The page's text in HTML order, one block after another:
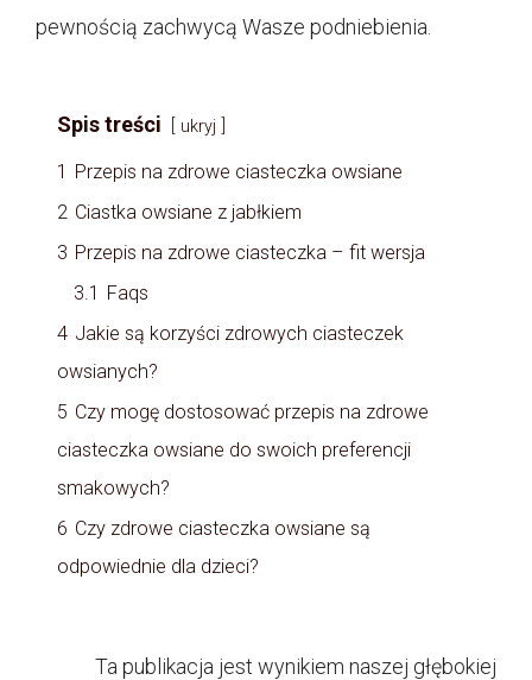
pewnością zachwycą Wasze podniebienia.
Spis treści ukryj
1 Przepis na zdrowe ciasteczka owsiane
2 Ciastka owsiane z jabłkiem
3 Przepis na zdrowe ciasteczka – fit wersja
3.1 Faqs
4 Jakie są korzyści zdrowych ciasteczek
owsianych?
5 Czy mogę dostosować przepis na zdrowe
ciasteczka owsiane do swoich preferencji
smakowych?
6 Czy zdrowe ciasteczka owsiane są
odpowiednie dla dzieci?
Ta publikacja jest wynikiem naszej głębokiej